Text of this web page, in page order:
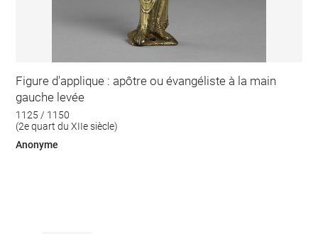
Figure d'applique : apôtre ou évangéliste à la main
gauche levée
1125 / 1150
(2e quart du XIIe siècle)
Anonyme